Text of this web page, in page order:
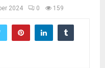
2024 0 159